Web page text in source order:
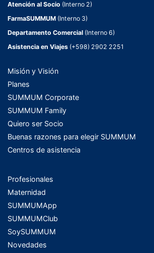
Atención al Socio (Interno 2)
FarmaSUMMUM (Interno 3)
Departamento Comercial (Interno 6)
Asistencia en Viajes (+598) 2902 2251
Misión y Visión
Planes
SUMMUM Corporate
SUMMUM Family
Quiero ser Socio
Buenas razones para elegir SUMMUM
Centros de asistencia
Profesionales
Maternidad
SUMMUMApp
SUMMUMClub
SoySUMMUM
Novedades